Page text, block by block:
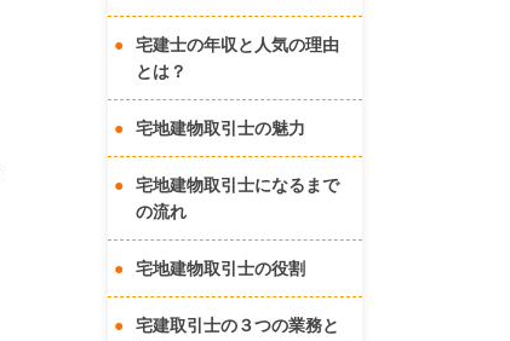
宅建士の年収と人気の理由
とは？
宅地建物取引士の魅力
宅地建物取引士になるまで
の流れ
宅地建物取引士の役割
宅建取引士の３つの業務と